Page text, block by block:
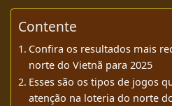
Contente
Confira os resultados mais
norte do Vietnã para 2025
Esses são os tipos de jogos
atenção na loteria do norte